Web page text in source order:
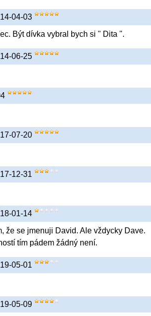
04-03
Být dívka vybral bych si " Dita ".
06-25
07-20
12-31
01-14
že se jmenuji David. Ale vždycky Dave.
tím pádem žádný není.
05-01
05-09